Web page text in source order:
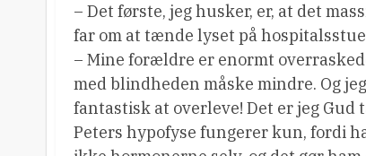
– Det første, jeg husker, er, at det
far om at tænde lyset på
– Mine forældre er enormt
med blindheden måske mindre. Og
fantastisk at overleve! Det er jeg Gud
Peters hypofyse fungerer kun, fordi